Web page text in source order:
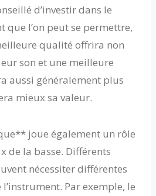
d’investir dans le
l’on peut se permettre,
qualité offrira non
son et une meilleure
aussi généralement plus
mieux sa valeur.
joue également un rôle
de la basse. Différents
nécessiter différentes
Par exemple, le